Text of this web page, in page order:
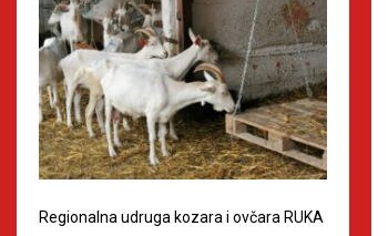
Regionalna udruga kozara i ovčara RUKA